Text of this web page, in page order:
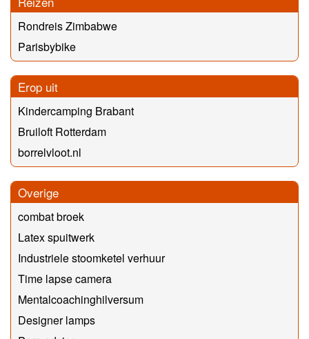
Rondreis Zimbabwe
Parisbybike
Erop uit
Kindercamping Brabant
Bruiloft Rotterdam
borrelvloot.nl
Overige
combat broek
Latex spuitwerk
Industriele stoomketel verhuur
Time lapse camera
Mentalcoachinghilversum
Designer lamps